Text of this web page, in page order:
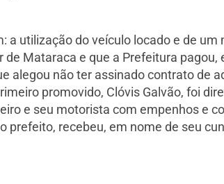
utilização do veículo locado e de
Mataraca e que a Prefeitura pagou,
alegou não ter assinado contrato de
promovido, Clóvis Galvão, foi
e seu motorista com empenhos e
recebeu, em nome de seu